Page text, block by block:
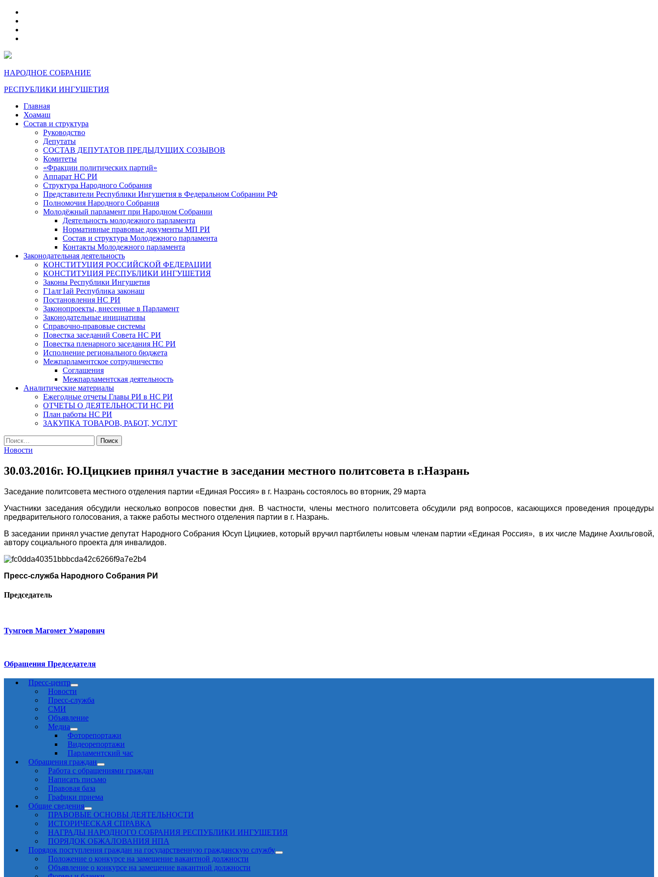
НАРОДНОЕ СОБРАНИЕ
РЕСПУБЛИКИ ИНГУШЕТИЯ
Главная
Хоамаш
Состав и структура
Руководство
Депутаты
СОСТАВ ДЕПУТАТОВ ПРЕДЫДУЩИХ СОЗЫВОВ
Комитеты
«Фракции политических партий»
Аппарат НС РИ
Структура Народного Собрания
Представители Республики Ингушетия в Федеральном Собрании РФ
Полномочия Народного Собрания
Молодёжный парламент при Народном Собрании
Деятельность молодежного парламента
Нормативные правовые документы МП РИ
Состав и структура Молодежного парламента
Контакты Молодежного парламента
Законодательная деятельность
КОНСТИТУЦИЯ РОССИЙСКОЙ ФЕДЕРАЦИИ
КОНСТИТУЦИЯ РЕСПУБЛИКИ ИНГУШЕТИЯ
Законы Республики Ингушетия
Г1алг1ай Республика законаш
Постановления НС РИ
Законопроекты, внесенные в Парламент
Законодательные инициативы
Справочно-правовые системы
Повестка заседаний Совета НС РИ
Повестка пленарного заседания НС РИ
Исполнение регионального бюджета
Межпарламентское сотрудничество
Соглашения
Межпарламентская деятельность
Аналитические материалы
Ежегодные отчеты Главы РИ в НС РИ
ОТЧЕТЫ О ДЕЯТЕЛЬНОСТИ НС РИ
План работы НС РИ
ЗАКУПКА ТОВАРОВ, РАБОТ, УСЛУГ
Найти:
Новости
30.03.2016г. Ю.Цицкиев принял участие в заседании местного политсовета в г.Назрань
Заседание политсовета местного отделения партии «Единая Россия» в г. Назрань состоялось во вторник, 29 марта
Участники заседания обсудили несколько вопросов повестки дня. В частности, члены местного политсовета обсудили ряд вопросов, касающихся проведения процедуры
предварительного голосования, а также работы местного отделения партии в г. Назрань.
В заседании принял участие депутат Народного Собрания Юсуп Цицкиев, который вручил партбилеты новым членам партии «Единая Россия», в их числе Мадине Ахильговой,
автору социального проекта для инвалидов.
Пресс-служба Народного Собрания РИ
Председатель
Тумгоев Магомет Умарович
Обращения Председателя
Пресс-центр
Новости
Пресс-служба
СМИ
Объявление
Медиа
Фоторепортажи
Видеорепортажи
Парламентский час
Обращения граждан
Работа с обращениями граждан
Написать письмо
Правовая база
Графики приема
Общие сведения
ПРАВОВЫЕ ОСНОВЫ ДЕЯТЕЛЬНОСТИ
ИСТОРИЧЕСКАЯ СПРАВКА
НАГРАДЫ НАРОДНОГО СОБРАНИЯ РЕСПУБЛИКИ ИНГУШЕТИЯ
ПОРЯДОК ОБЖАЛОВАНИЯ НПА
Порядок поступления граждан на государственную гражданскую службу
Положение о конкурсе на замещение вакантной должности
Объявление о конкурсе на замещение вакантной должности